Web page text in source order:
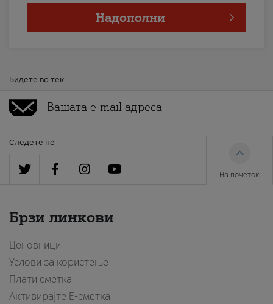
Надополни
Бидете во тек
Следете нè
На почеток
Брзи линкови
Ценовници
Услови за користење
Плати сметка
Активирајте Е-сметка